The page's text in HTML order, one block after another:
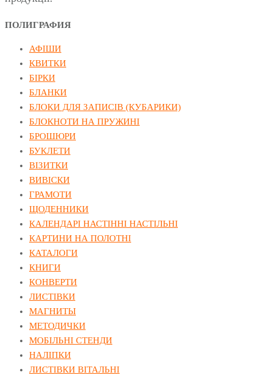
ПОЛИГРАФИЯ
АФІШИ
КВИТКИ
БІРКИ
БЛАНКИ
БЛОКИ ДЛЯ ЗАПИСІВ (КУБАРИКИ)
БЛОКНОТИ НА ПРУЖИНІ
БРОШЮРИ
БУКЛЕТИ
ВІЗИТКИ
ВИВІСКИ
ГРАМОТИ
ЩОДЕННИКИ
КАЛЕНДАРІ НАСТІННІ НАСТІЛЬНІ
КАРТИНИ НА ПОЛОТНІ
КАТАЛОГИ
КНИГИ
КОНВЕРТИ
ЛИСТІВКИ
МАГНИТЫ
МЕТОДИЧКИ
МОБІЛЬНІ СТЕНДИ
НАЛІПКИ
ЛИСТІВКИ ВІТАЛЬНІ